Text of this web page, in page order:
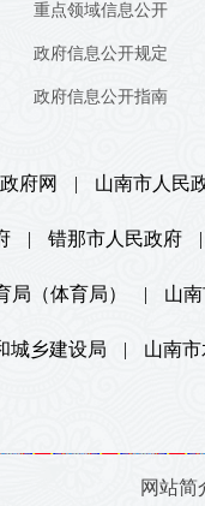
重点领域信息公开
政府信息公开规定
政府信息公开指南
府网 | 山南市人民
| 错那市人民政府 |
局（体育局） | 山
城乡建设局 | 山南
网站简